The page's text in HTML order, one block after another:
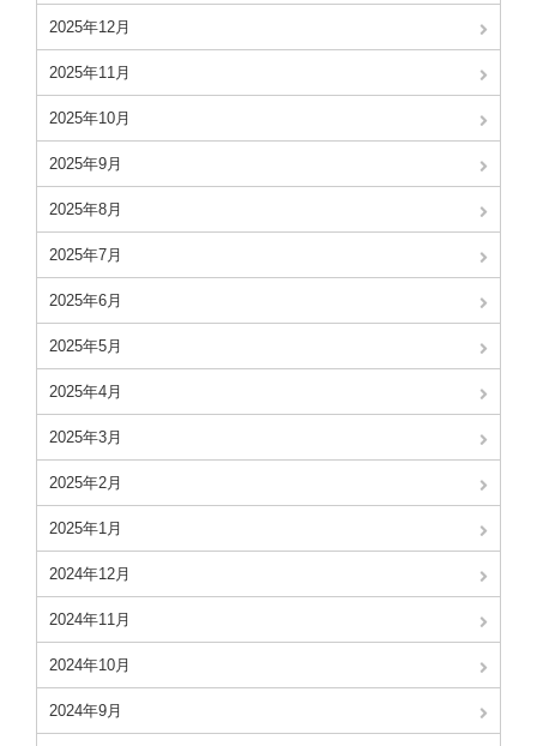
2025年12月
2025年11月
2025年10月
2025年9月
2025年8月
2025年7月
2025年6月
2025年5月
2025年4月
2025年3月
2025年2月
2025年1月
2024年12月
2024年11月
2024年10月
2024年9月